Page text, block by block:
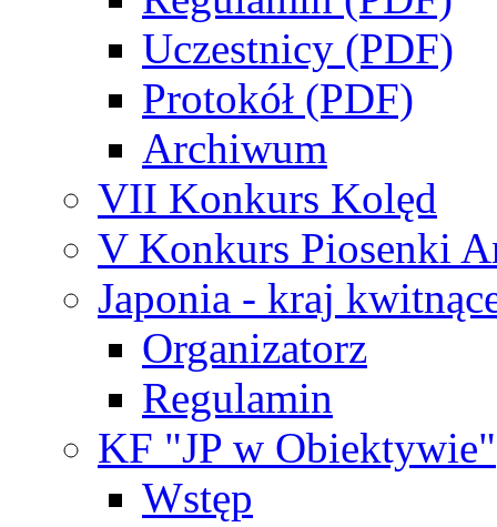
Uczestnicy (PDF)
Protokół (PDF)
Archiwum
VII Konkurs Kolęd
V Konkurs Piosenki
Japonia - kraj
Organizatorz
Regulamin
KF "JP w Obiektywie"
Wstęp